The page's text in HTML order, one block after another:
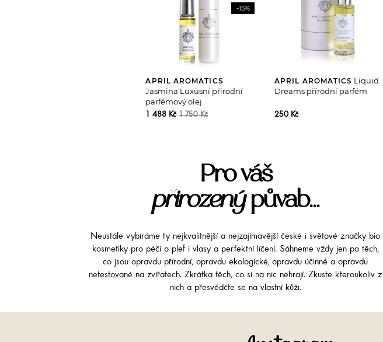
APRIL AROMATICS
Jasmina Luxusní přírodní
parfémový olej
1 488 Kč1 750 Kč
-15%
APRIL AROMATICS Liquid
Dreams přírodní parfém
250 Kč
Pro váš
přirozenýpůvab...
Neustále vybíráme ty nejkvalitnější a nejzajímavější české i světové značky bio
kosmetiky pro péči o pleť i vlasy a perfektní líčení. Sáhneme vždy jen po těch,
co jsou opravdu přírodní, opravdu ekologické, opravdu účinné a opravdu
netestované na zvířatech. Zkrátka těch, co si na nic nehrají. Zkuste kteroukoliv z
nich a přesvědčte se na vlastní kůži.